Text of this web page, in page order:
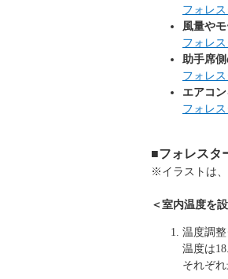
フォレ
風量や
フォレ
助手席
フォレ
エアコ
フォレ
■フォレスタ
※イラストは、
＜室内温度を
温度調
温度は
それぞ